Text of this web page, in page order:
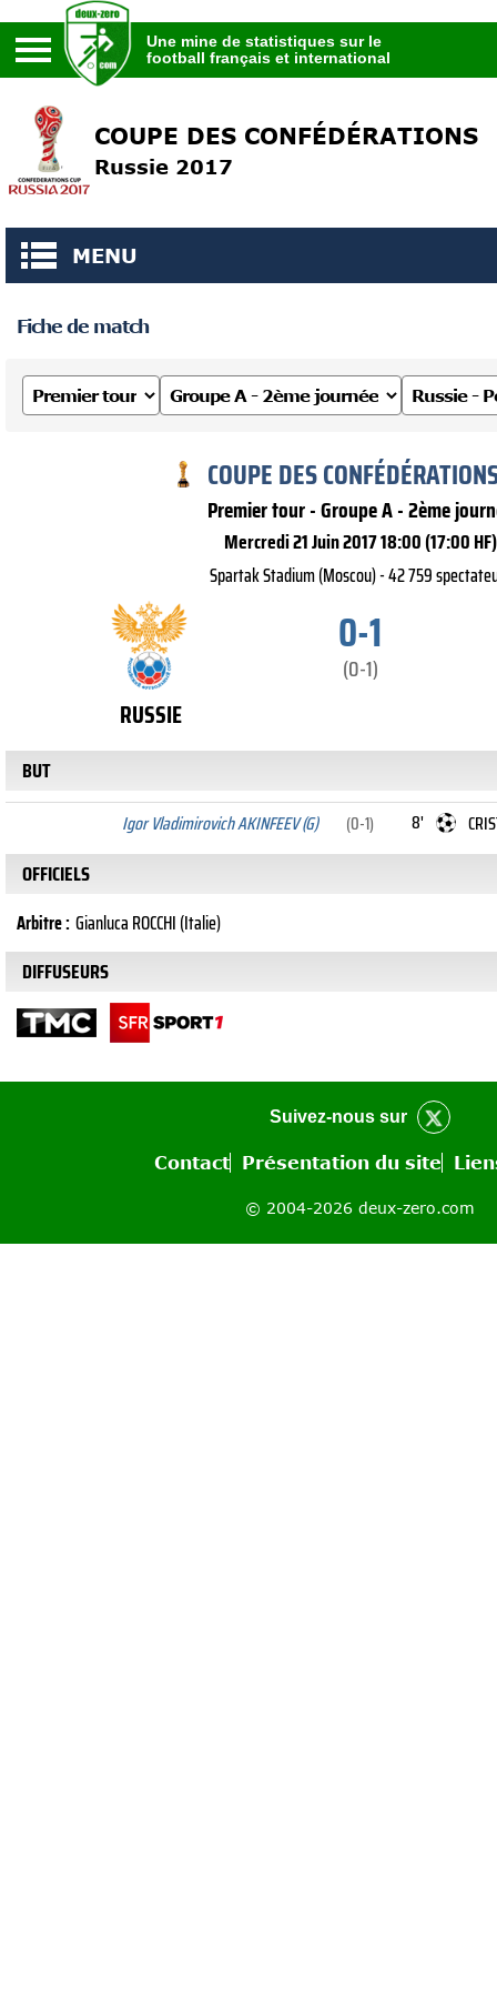
football français et international
Une mine de statistiques sur le
football français et international
COUPE DES CONFÉDÉRATIONS
Russie 2017
MENU
Fiche de match
COUPE DES
Premier tour - Groupe A - 2ème
Mercredi 21 Juin 2017 18:00 (17:00 HF)
Spartak Stadium (Moscou) - 42 759
0-1
(0-1)
RUSSIE
BUT
Igor Vladimirovich AKINFEEV (G) (0-1) 8'
OFFICIELS
Arbitre : Gianluca ROCCHI (Italie)
DIFFUSEURS
Suivez-nous sur
Contact Présentation du site
© 2004-2026 deux-zero.com